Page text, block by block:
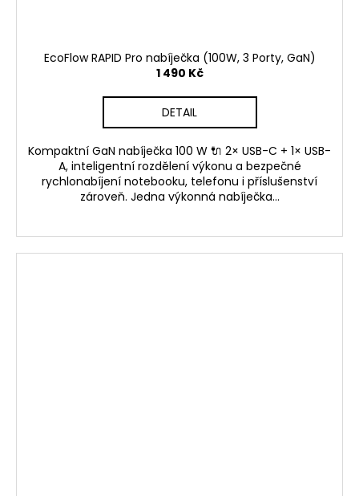
EcoFlow RAPID Pro nabíječka (100W, 3 Porty, GaN)
1 490 Kč
DETAIL
Kompaktní GaN nabíječka 100 W 🔌 2× USB-C + 1× USB-
A, inteligentní rozdělení výkonu a bezpečné
rychlonabíjení notebooku, telefonu i příslušenství
zároveň. Jedna výkonná nabíječka...